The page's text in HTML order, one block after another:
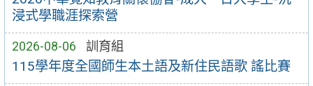
浸式學職涯探索營
2026-08-06 訓育組
115學年度全國師生本土語及新住民語歌 謠比賽